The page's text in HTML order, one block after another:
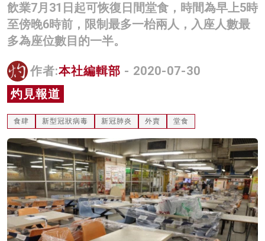
影片
名家榜
灼見活動
關於我們
飲業7月31日起可恢復日間堂食，時間為早上5時
至傍晚6時前，限制最多一枱兩人，入座人數最
多為座位數目的一半。
作者:本社編輯部 - 2020-07-30
灼見報道
食肆 新型冠狀病毒 新冠肺炎 外賣 堂食